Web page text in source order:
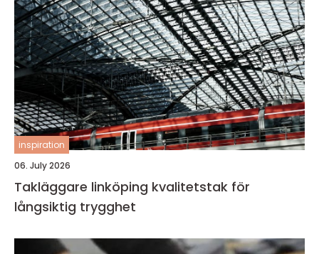
inspiration
06. July 2026
Takläggare linköping kvalitetstak för
långsiktig trygghet